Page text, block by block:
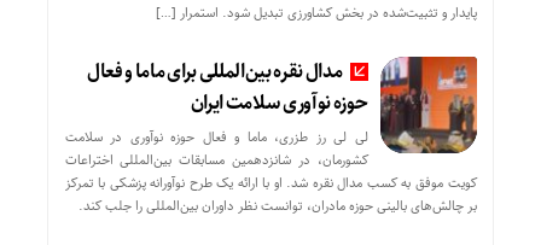
پایدار و تثبیت‌شده در بخش کشاورزی تبدیل شود. استمرار […]
مدال نقره بین‌المللی برای ماما و فعال
حوزه نوآوری سلامت ایران
لی لی رز طزری، ماما و فعال حوزه نوآوری در سلامت
کشورمان، در شانزدهمین مسابقات بین‌المللی اختراعات
کویت موفق به کسب مدال نقره شد. او با ارائه یک طرح نوآورانه پزشکی با تمرکز
بر چالش‌های بالینی حوزه مادران، توانست نظر داوران بین‌المللی را جلب کند.